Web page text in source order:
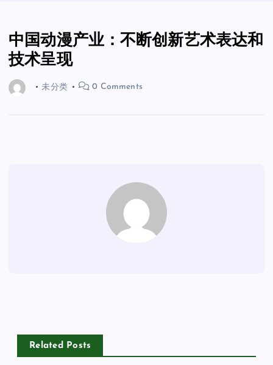
中国动漫产业：不断创新艺术表达和
技术呈现
未分类 0 Comments
Related Posts